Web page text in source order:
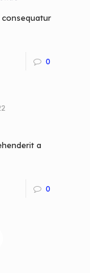
consequatur
0
a
0